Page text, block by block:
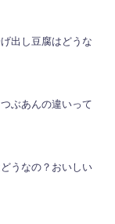
出し豆腐はどうな
ぶあんの違いって
うなの？おいしい